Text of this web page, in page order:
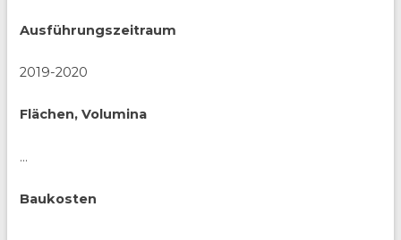
Ausführungszeitraum
2019-2020
Flächen, Volumina
…
Baukosten